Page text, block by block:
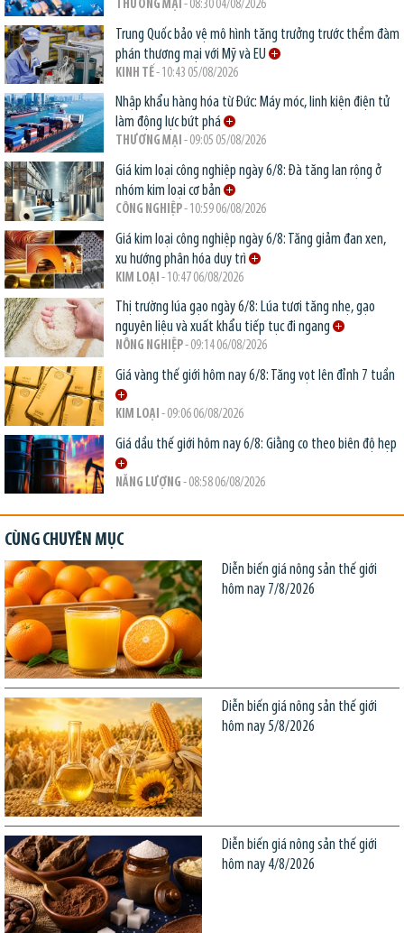
THƯƠNG MẠI - 08:30 04/08/2026
Trung Quốc bảo vệ mô hình tăng trưởng trước thềm đàm
phán thương mại với Mỹ và EU
KINH TẾ- 10:43 05/08/2026
Nhập khẩu hàng hóa từ Đức: Máy móc, linh kiện điện tử
làm động lực bứt phá
THƯƠNG MẠI - 09:05 05/08/2026
Giá kim loại công nghiệp ngày 6/8: Đà tăng lan rộng ở
nhóm kim loại cơ bản
CÔNG NGHIỆP- 10:59 06/08/2026
Giá kim loại công nghiệp ngày 6/8: Tăng giảm đan xen,
xu hướng phân hóa duy trì
KIM LOẠI - 10:47 06/08/2026
Thị trường lúa gạo ngày 6/8: Lúa tươi tăng nhẹ, gạo
nguyên liệu và xuất khẩu tiếp tục đi ngang
NÔNG NGHIỆP- 09:14 06/08/2026
Giá vàng thế giới hôm nay 6/8: Tăng vọt lên đỉnh 7 tuần
KIM LOẠI - 09:06 06/08/2026
Giá dầu thế giới hôm nay 6/8: Giằng co theo biên độ hẹp
NĂNG LƯỢNG - 08:58 06/08/2026
CÙNG CHUYÊN MỤC
Diễn biến giá nông sản thế giới
hôm nay 7/8/2026
Diễn biến giá nông sản thế giới
hôm nay 5/8/2026
Diễn biến giá nông sản thế giới
hôm nay 4/8/2026